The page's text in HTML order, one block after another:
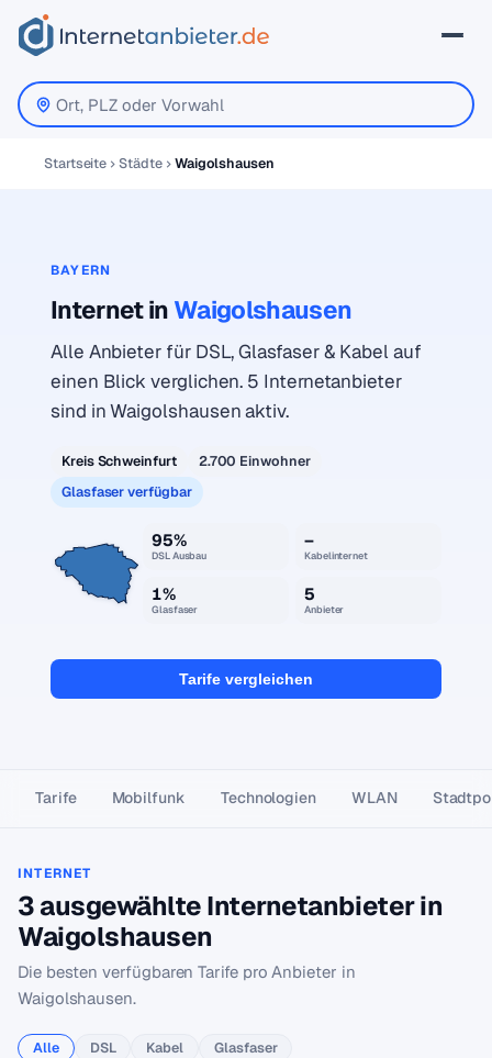
Startseite Städte Waigolshausen
BAYERN
Internet in Waigolshausen
Alle Anbieter für DSL, Glasfaser & Kabel auf
einen Blick verglichen. 5 Internetanbieter
sind in Waigolshausen aktiv.
Kreis Schweinfurt
2.700 Einwohner
Glasfaser verfügbar
95%
DSL Ausbau
–
Kabelinternet
1%
Glasfaser
5
Anbieter
Tarife vergleichen
Tarife Mobilfunk Technologien WLAN
INTERNET
3 ausgewählte Internetanbieter in
Waigolshausen
Die besten verfügbaren Tarife pro Anbieter in
Waigolshausen.
Alle DSL Kabel Glasfaser